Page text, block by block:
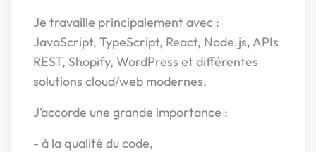
Je travaille principalement avec :
JavaScript, TypeScript, React, Node.js, APIs
REST, Shopify, WordPress et différentes
solutions cloud/web modernes.
J’accorde une grande importance :
- à la qualité du code,